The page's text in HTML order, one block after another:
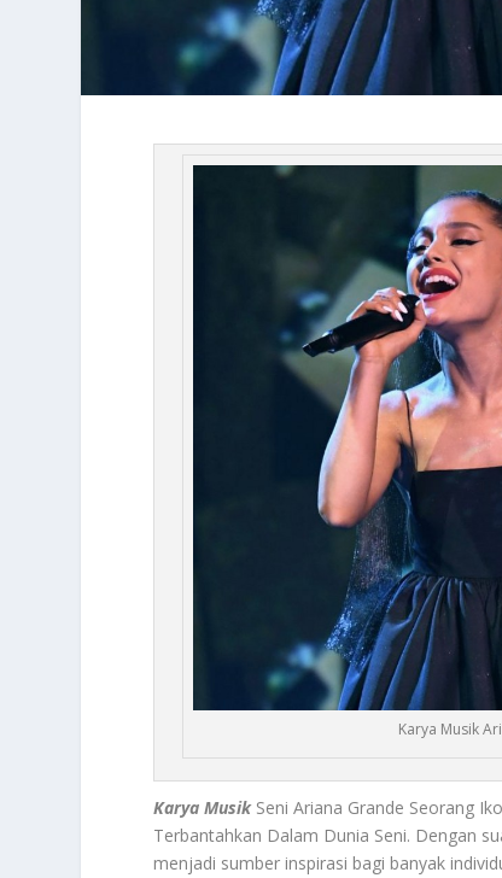
Karya Musik
Karya MusikSeni Ariana Grande Seorang
Terbantahkan Dalam Dunia Seni. Dengan
menjadi sumber inspirasi bagi banyak